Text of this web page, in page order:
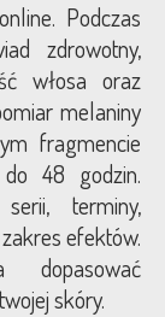
Podczas
zdrowotny,
włosa oraz
melaniny
fragmencie
48 godzin.
terminy,
efektów.
dopasować
skóry.